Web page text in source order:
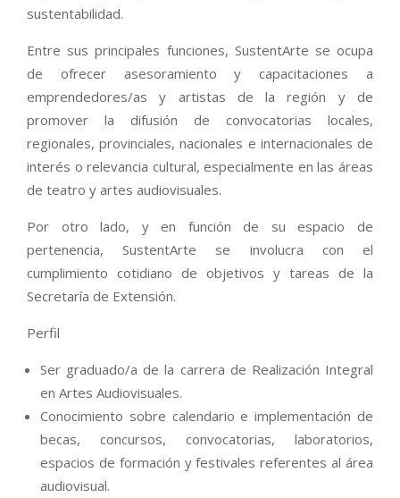
sustentabilidad.
Entre sus principales funciones, SustentArte se ocupa
de ofrecer asesoramiento y capacitaciones a
emprendedores/as y artistas de la región y de
promover la difusión de convocatorias locales,
regionales, provinciales, nacionales e internacionales de
interés o relevancia cultural, especialmente en las áreas
de teatro y artes audiovisuales.
Por otro lado, y en función de su espacio de
pertenencia, SustentArte se involucra con el
cumplimiento cotidiano de objetivos y tareas de la
Secretaría de Extensión.
Perfil
Ser graduado/a de la carrera de Realización Integral
en Artes Audiovisuales.
Conocimiento sobre calendario e implementación de
becas, concursos, convocatorias, laboratorios,
espacios de formación y festivales referentes al área
audiovisual.